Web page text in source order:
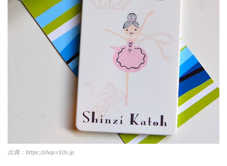
出典：https://shop.r10s.jp